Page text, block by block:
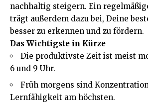
nachhaltig steigern. Ein
trägt außerdem dazu bei, Deine
besser zu erkennen und zu fördern.
Das Wichtigste in Kürze
Die produktivste Zeit ist meist
6 und 9 Uhr.
Früh morgens sind
Lernfähigkeit am höchsten.